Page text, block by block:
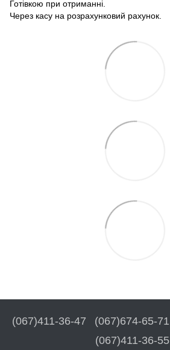
Готівкою при отриманні.
Через касу на розрахунковий рахунок.
(067)411-36-47 (067)674-65-71
(067)411-36-55